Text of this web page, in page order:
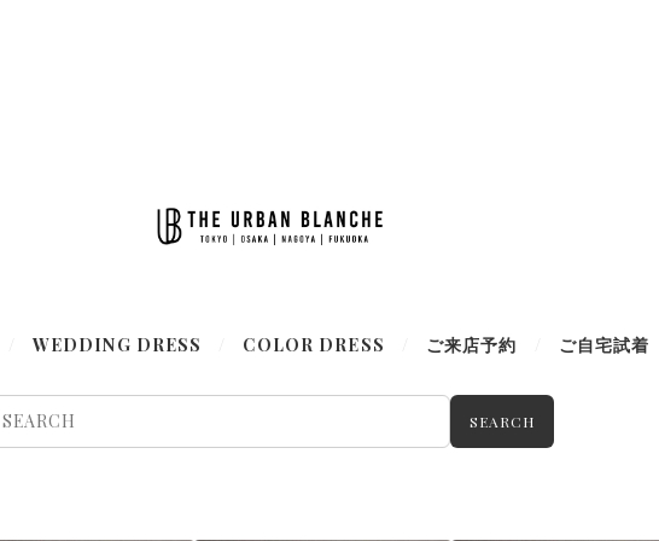
WEDDING DRESS COLOR DRESS ご来店予約 ご自宅試着
SEARCH